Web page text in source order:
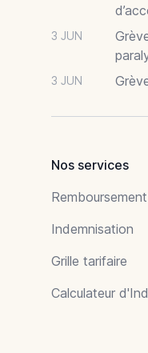
3 JUN
3 JUN
Nos services
Remboursement
Indemnisation
Grille tarifaire
Calculateur